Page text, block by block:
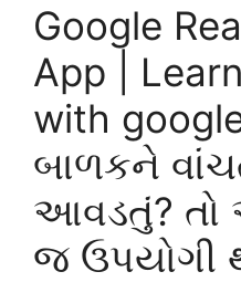
Google
App |
with
બાળકને
આવડતું?
જ ઉપયોગી